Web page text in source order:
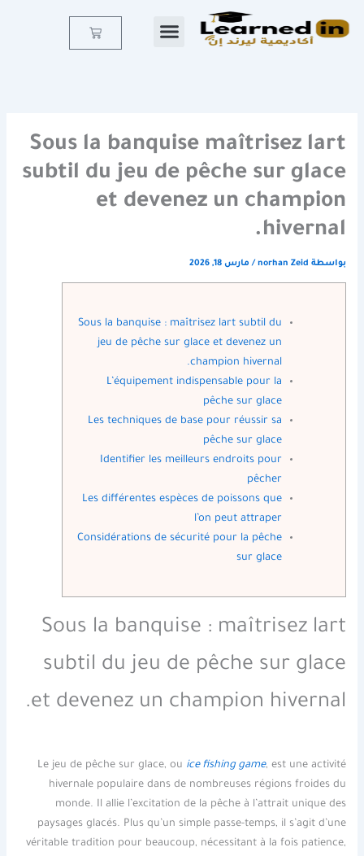
Cart
Sous la banquise maîtrisez lart
subtil du jeu de pêche sur glace
et devenez un champion
hivernal.
بواسطة norhan Zeid
/ مارس 18, 2026
Sous la banquise : maîtrisez lart subtil du
jeu de pêche sur glace et devenez un
champion hivernal.
L’équipement indispensable pour la
pêche sur glace
Les techniques de base pour réussir sa
pêche sur glace
Identifier les meilleurs endroits pour
pêcher
Les différentes espèces de poissons que
l’on peut attraper
Considérations de sécurité pour la pêche
sur glace
Sous la banquise : maîtrisez lart
subtil du jeu de pêche sur glace
et devenez un champion hivernal.
Le jeu de pêche sur glace, ou ice fishing game, est une activité
hivernale populaire dans de nombreuses régions froides du
monde. Il allie l’excitation de la pêche à l’attrait unique des
paysages glacés. Plus qu’un simple passe-temps, il s’agit d’une
véritable tradition pour beaucoup, nécessitant à la fois patience,